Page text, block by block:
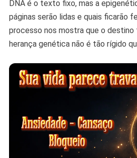
DNA é o texto fixo, mas a
páginas serão lidas e quais ficarão
processo nos mostra que o destino
herança genética não é tão rígido